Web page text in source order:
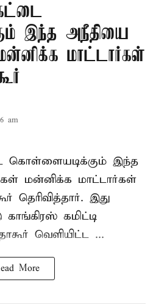
இந்த அநீதியை
மாட்டார்கள்
am
கொள்ளையடிக்கும் இந்த
மன்னிக்க மாட்டார்கள்
தெரிவித்தார். இது
கமிட்டி
வெளியிட்ட ...
More